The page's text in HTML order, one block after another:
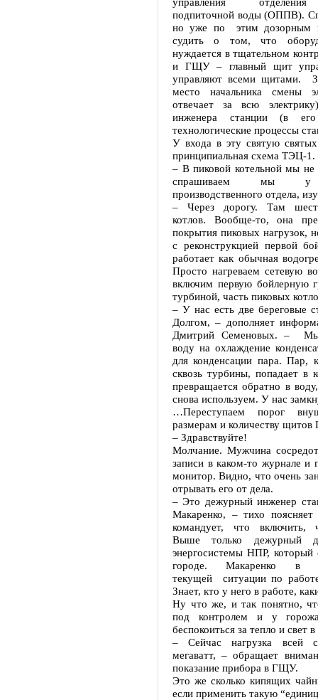
подпиточной воды (ОППВ).
но уже по этим дозорным
судить о том, что
нуждается в тщательном
и ГЩУ – главный щит
управляют всеми щитами.
место начальника смены
отвечает за всю
инженера станции (в
технологические процессы
У входа в эту святую
принципиальная схема ТЭЦ-1.
– В пиковой котельной мы не
спрашиваем мы у
производственного отдела,
– Через дорогу. Там
котлов. Вообще-то, она
покрытия пиковых нагрузок,
с реконструкцией первой
работает как обычная
Просто нагреваем сетевую
включим первую бойлерную
турбиной, часть пиковых
– У нас есть две береговые
Долгом, – дополняет
Дмитрий Семеновых. – Мы
воду на охлаждение
для конденсации пара. Пар,
сквозь турбины, попадает в
превращается обратно в
снова используем. У нас
…Переступаем порог
размерам и количеству
– Здравствуйте!
Молчание. Мужчина
записи в каком-то журнале и
монитор. Видно, что очень
отрывать его от дела.
– Это дежурный инженер
Макаренко, – тихо
командует, что включить,
Выше только дежурный
энергосистемы НПР,
городе. Макаренко в
текущей ситуации по
Знает, кто у него в работе,
Ну что же, и так понятно,
под контролем и у
беспокоиться за тепло и свет
– Сейчас нагрузка всей
мегаватт, – обращает
показание прибора в ГЩУ.
Это же сколько кипящих
если применить такую